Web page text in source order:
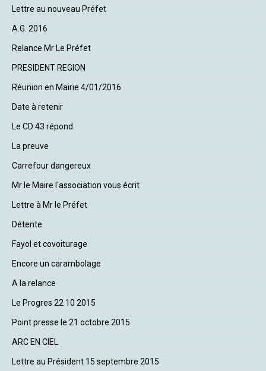
Lettre au nouveau Préfet
A.G. 2016
Relance Mr Le Préfet
PRESIDENT REGION
Réunion en Mairie 4/01/2016
Date à retenir
Le CD 43 répond
La preuve
Carrefour dangereux
Mr le Maire l'association vous écrit
Lettre à Mr le Préfet
Détente
Fayol et covoiturage
Encore un carambolage
A la relance
Le Progres 22 10 2015
Point presse le 21 octobre 2015
ARC EN CIEL
Lettre au Président 15 septembre 2015